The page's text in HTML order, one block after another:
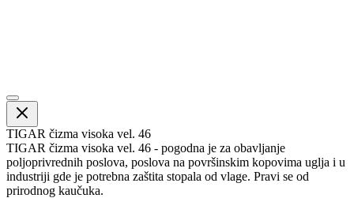
TIGAR čizma visoka vel. 46
TIGAR čizma visoka vel. 46 - pogodna je za obavljanje
poljoprivrednih poslova, poslova na površinskim kopovima uglja i u
industriji gde je potrebna zaštita stopala od vlage. Pravi se od
prirodnog kaučuka.